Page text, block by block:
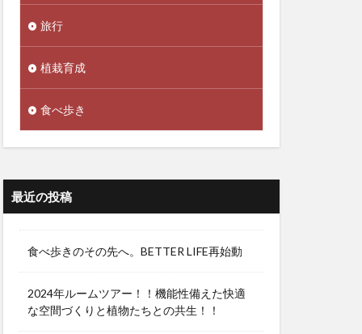
旅行
植栽育成
食べ歩き
最近の投稿
食べ歩きのその先へ。BETTER LIFE再始動
2024年ルームツアー！！機能性備えた快適
な空間づくりと植物たちとの共生！！